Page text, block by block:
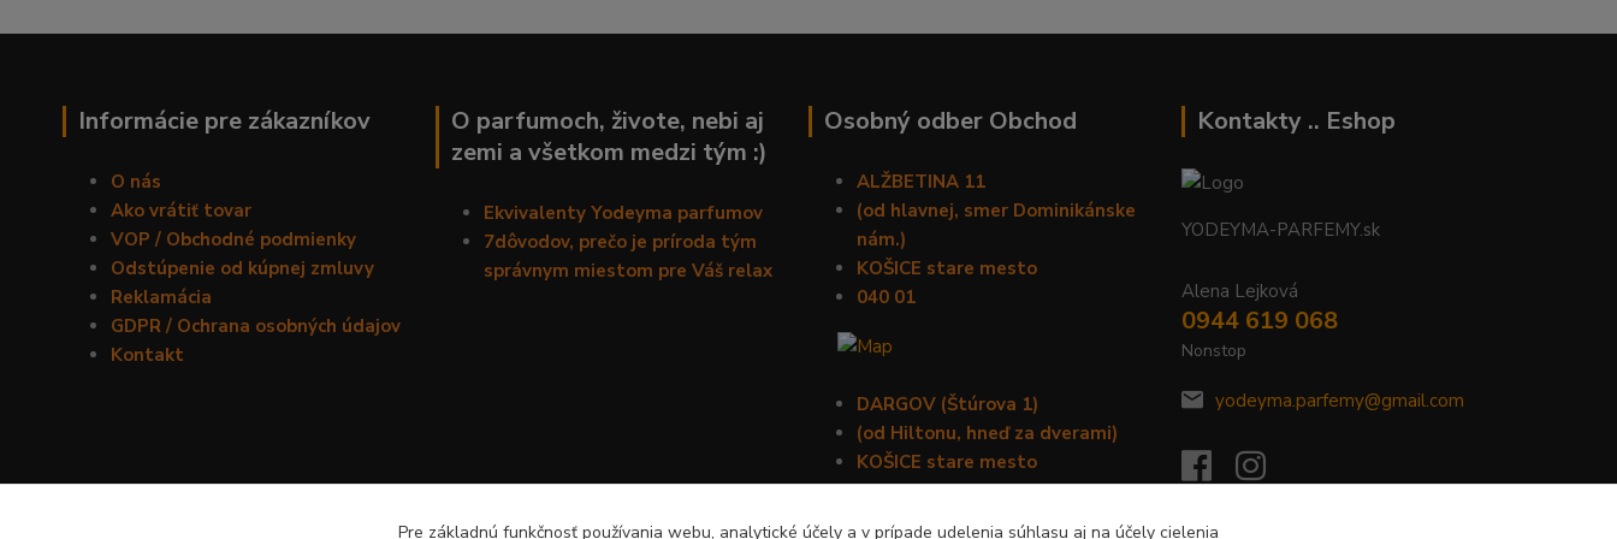
Informácie pre zákazníkov
O nás
Ako vrátiť tovar
VOP / Obchodné podmienky
Odstúpenie od kúpnej zmluvy
Reklamácia
GDPR / Ochrana osobných údajov
Kontakt
O parfumoch, živote, nebi aj
zemi a všetkom medzi tým :)
Ekvivalenty Yodeyma parfumov
7dôvodov, prečo je príroda tým
správnym miestom pre Váš relax
Osobný odber Obchod
ALŽBETINA 11
(od hlavnej, smer Dominikánske
nám.)
KOŠICE stare mesto
040 01
DARGOV (Štúrova 1)
(od Hiltonu, hneď za dverami)
KOŠICE stare mesto
040 01
Kontakty .. Eshop
YODEYMA-PARFEMY.sk
Alena Lejková
0944 619 068
Nonstop
yodeyma.parfemy@gmail.com
Pre základnú funkčnosť používania webu, analytické účely a v prípade udelenia súhlasu aj na účely cielenia